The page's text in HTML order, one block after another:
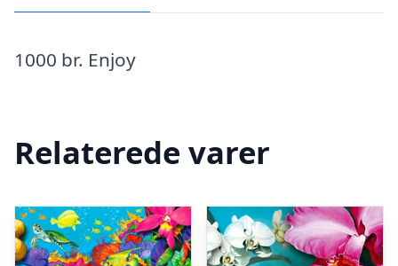
1000 br. Enjoy
Relaterede varer